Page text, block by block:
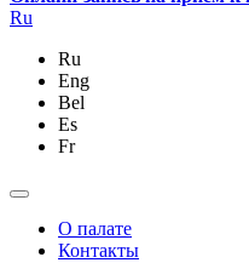
Ru
Ru
Eng
Bel
Es
Fr
О палате
Контакты